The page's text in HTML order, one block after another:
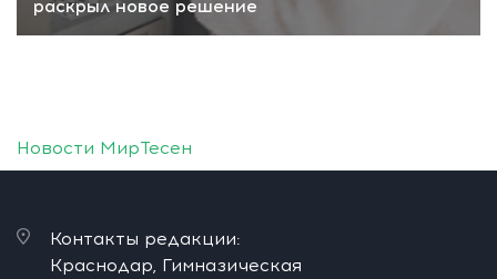
раскрыл новое решение
Новости МирТесен
Контакты редакции:
Краснодар, Гимназическая